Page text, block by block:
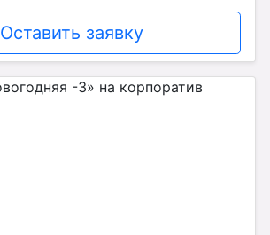
Оставить заявку